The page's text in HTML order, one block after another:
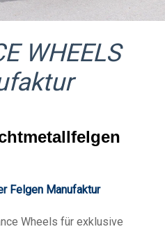
WHEELS
Felgen Manufaktur
Wheels für exklusive